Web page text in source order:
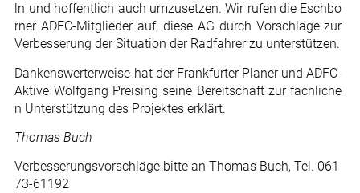
ln und hoffentlich auch umzusetzen. Wir rufen die Eschbo
rner ADFC-Mitglieder auf, diese AG durch Vorschläge zur
Verbesserung der Situation der Radfahrer zu unterstützen.
Dankenswerterweise hat der Frankfurter Planer und ADFC-
Aktive Wolfgang Preising seine Bereitschaft zur fachliche
n Unterstützung des Projektes erklärt.
Thomas Buch
Verbesserungsvorschläge bitte an Thomas Buch, Tel. 061
73-61192